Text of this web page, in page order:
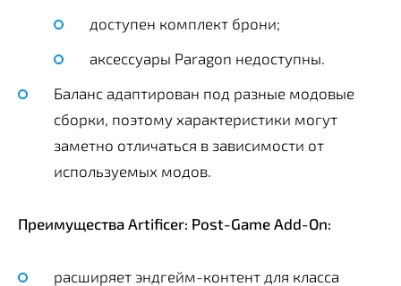
доступен комплект брони;
аксессуары Paragon недоступны.
Баланс адаптирован под разные модовые
сборки, поэтому характеристики могут
заметно отличаться в зависимости от
используемых модов.
Преимущества Artificer: Post-Game Add-On:
расширяет эндгейм-контент для класса